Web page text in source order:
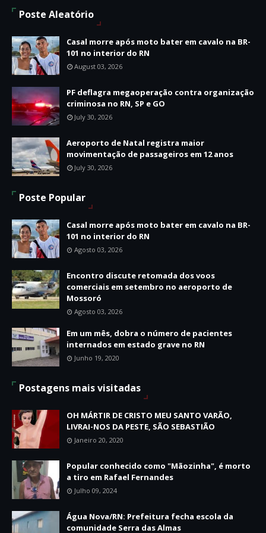
Poste Aleatório
Casal morre após moto bater em cavalo na BR-
101 no interior do RN
August 03, 2026
PF deflagra megaoperação contra organização
criminosa no RN, SP e GO
July 30, 2026
Aeroporto de Natal registra maior
movimentação de passageiros em 12 anos
July 30, 2026
Poste Popular
Casal morre após moto bater em cavalo na BR-
101 no interior do RN
Agosto 03, 2026
Encontro discute retomada dos voos
comerciais em setembro no aeroporto de
Mossoró
Agosto 03, 2026
Em um mês, dobra o número de pacientes
internados em estado grave no RN
Junho 19, 2020
Postagens mais visitadas
OH MÁRTIR DE CRISTO MEU SANTO VARÃO,
LIVRAI-NOS DA PESTE, SÃO SEBASTIÃO
Janeiro 20, 2020
Popular conhecido como "Mãozinha", é morto
a tiro em Rafael Fernandes
Julho 09, 2024
Água Nova/RN: Prefeitura fecha escola da
comunidade Serra das Almas